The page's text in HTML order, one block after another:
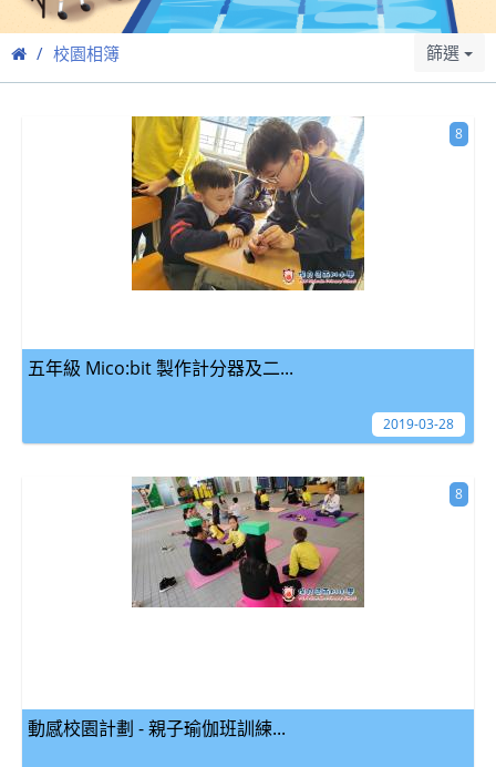
校園相簿 篩選
五年級 Mico:bit 製作計分器及二...
8
2019-03-28
動感校園計劃 - 親子瑜伽班訓練...
8